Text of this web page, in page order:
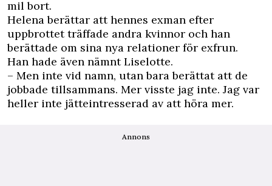
mil bort.
Helena berättar att hennes exman efter
uppbrottet träffade andra kvinnor och han
berättade om sina nya relationer för exfrun.
Han hade även nämnt Lise­lotte.
– Men inte vid namn, utan bara berättat att de
jobbade tillsammans. Mer visste jag inte. Jag var
heller inte jätteintresserad av att höra mer.
Annons